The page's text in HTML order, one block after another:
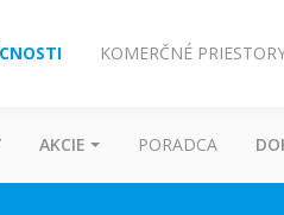
KOMERČNÉ
AKCIE PORADCA